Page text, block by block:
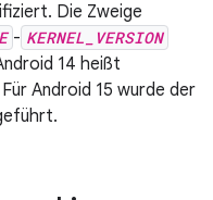
Die Zweige
- KERNEL_VERSION
14 heißt
Für Android 15 wurde der